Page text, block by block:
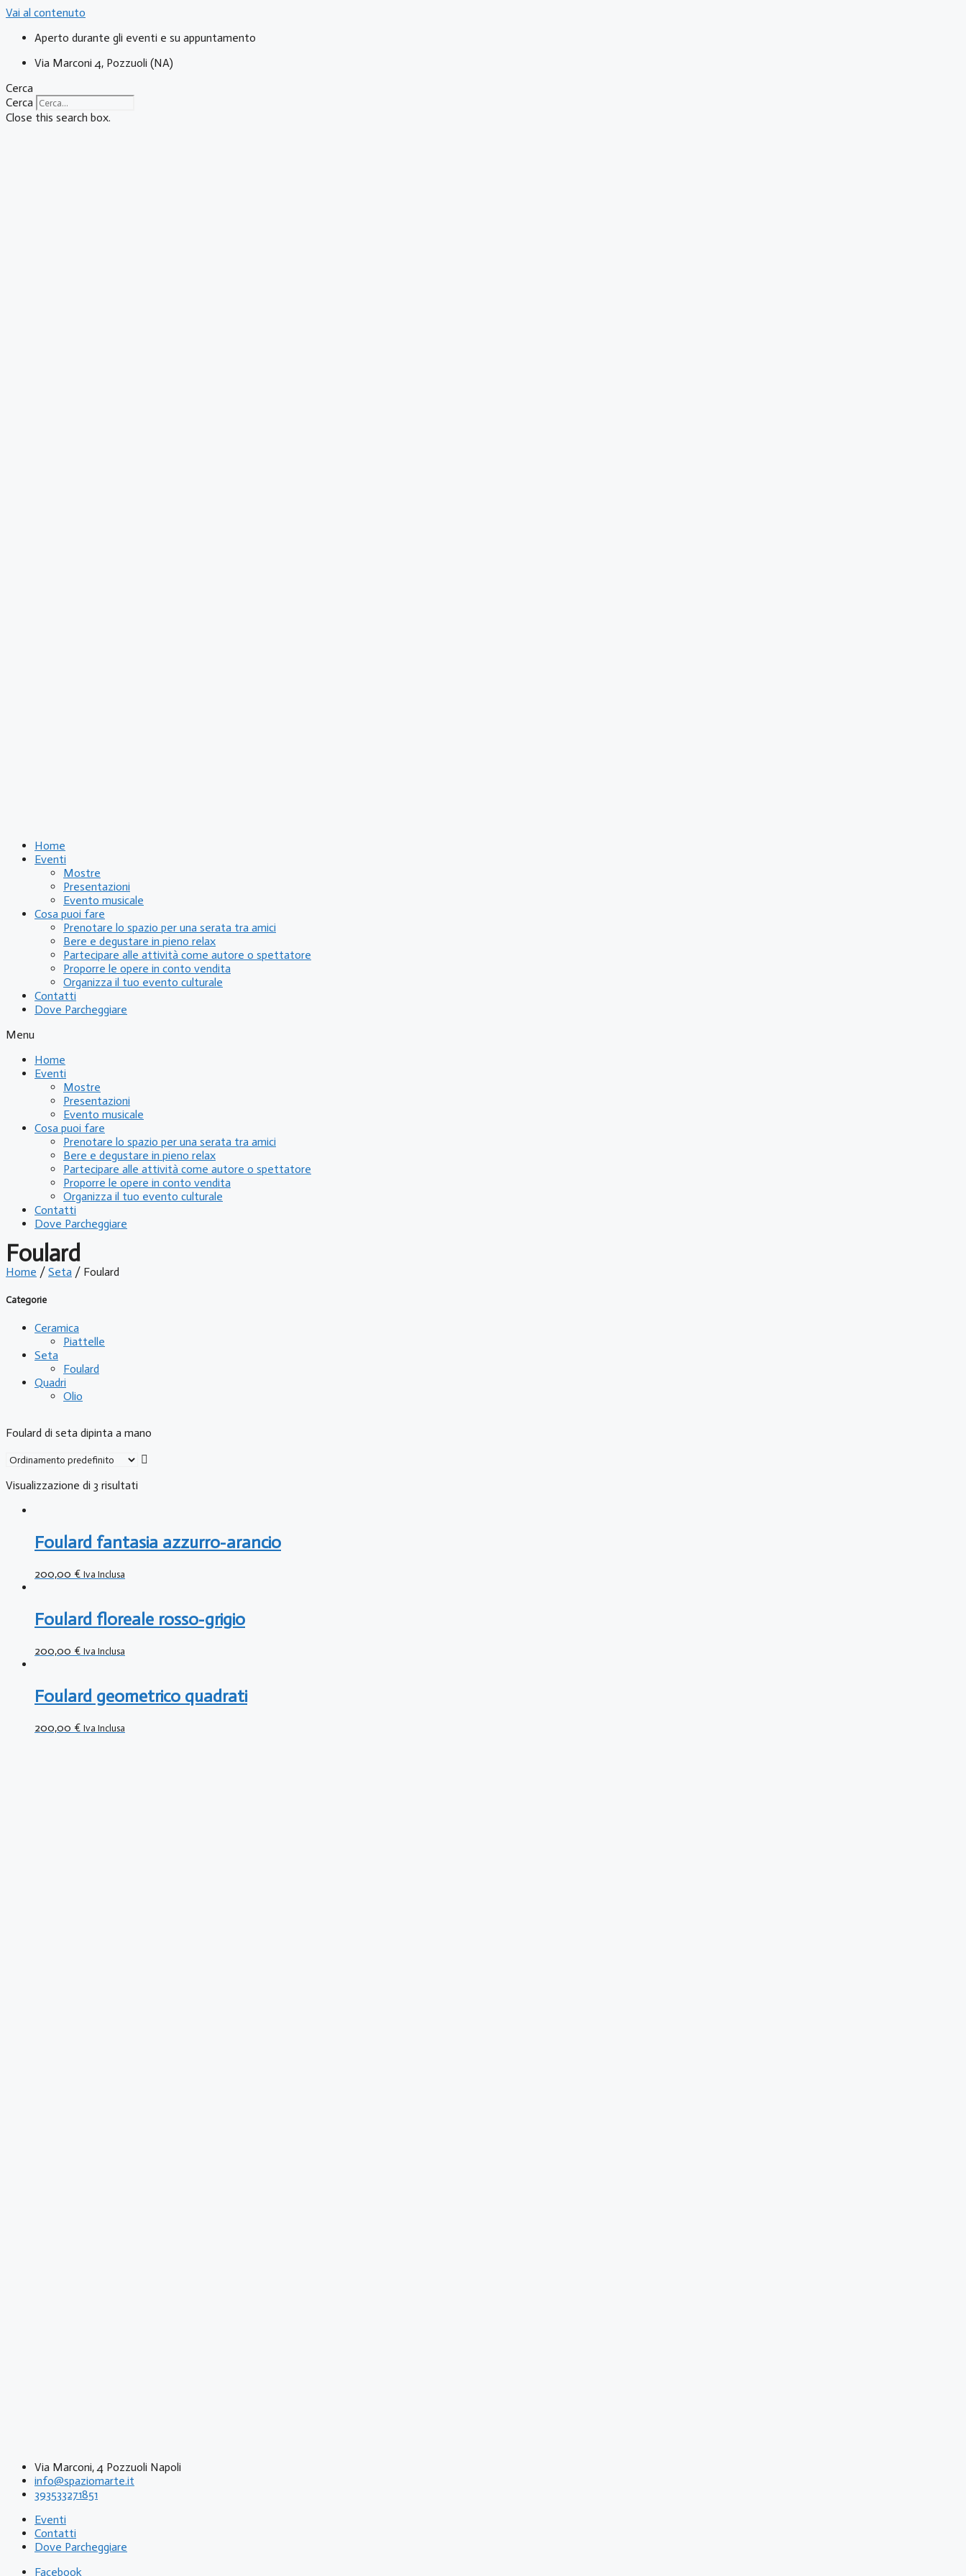
Vai al contenuto
Aperto durante gli eventi e su appuntamento
Via Marconi 4, Pozzuoli (NA)
Cerca
Cerca
Close this search box.
Home
Eventi
Mostre
Presentazioni
Evento musicale
Cosa puoi fare
Prenotare lo spazio per una serata tra amici
Bere e degustare in pieno relax
Partecipare alle attività come autore o spettatore
Proporre le opere in conto vendita
Organizza il tuo evento culturale
Contatti
Dove Parcheggiare
Menu
Home
Eventi
Mostre
Presentazioni
Evento musicale
Cosa puoi fare
Prenotare lo spazio per una serata tra amici
Bere e degustare in pieno relax
Partecipare alle attività come autore o spettatore
Proporre le opere in conto vendita
Organizza il tuo evento culturale
Contatti
Dove Parcheggiare
Foulard
Home / Seta / Foulard
Categorie
Ceramica
Piattelle
Seta
Foulard
Quadri
Olio
Foulard di seta dipinta a mano
Visualizzazione di 3 risultati
Foulard fantasia azzurro-arancio
200,00 € Iva Inclusa
Foulard floreale rosso-grigio
200,00 € Iva Inclusa
Foulard geometrico quadrati
200,00 € Iva Inclusa
Via Marconi, 4 Pozzuoli Napoli
info@spaziomarte.it
393533271851
Eventi
Contatti
Dove Parcheggiare
Facebook